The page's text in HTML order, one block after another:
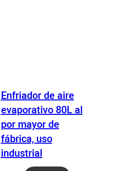
Enfriador de aire
evaporativo 80L al
por mayor de
fábrica, uso
industrial